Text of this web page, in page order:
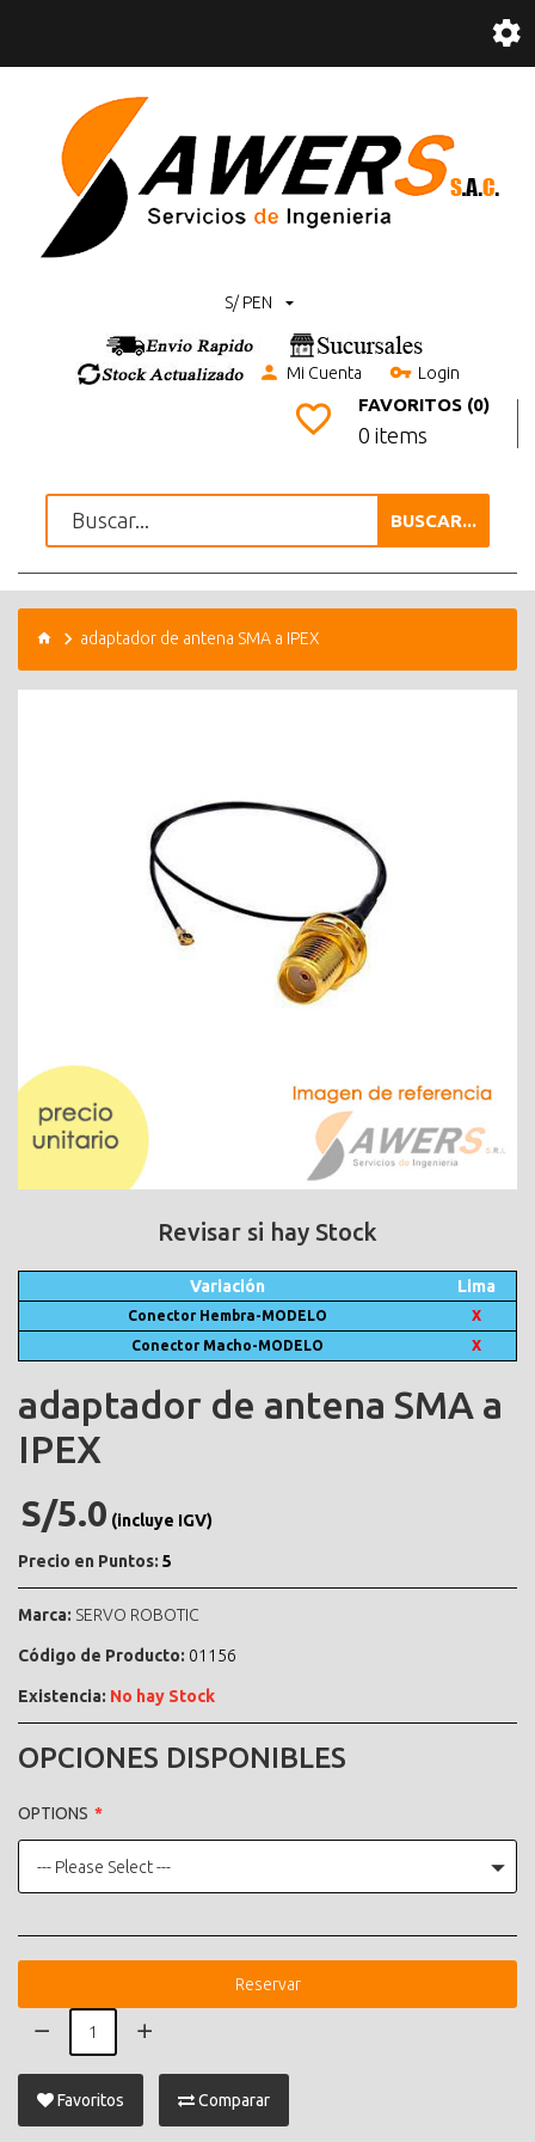
S/ PEN
Mi Cuenta Login
FAVORITOS (0)
0 items
BUSCAR...
adaptador de antena SMA a IPEX
Revisar si hay Stock
Variación Lima
Conector Hembra-MODELO
X
Conector Macho-MODELO
X
adaptador de antena SMA a
IPEX
S/5.0 (incluye IGV)
Precio en Puntos: 5
Marca: SERVO ROBOTIC
Código de Producto: 01156
Existencia: No hay Stock
OPCIONES DISPONIBLES
OPTIONS
--- Please Select ---
Reservar
Favoritos Comparar